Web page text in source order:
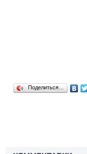
Поделиться…